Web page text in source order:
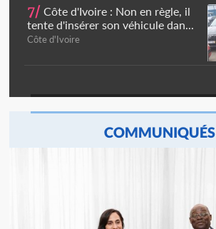
7/ Côte d'Ivoire : Non en règle, il
tente d'insérer son véhicule dan...
Côte d'Ivoire
COMMUNIQUÉS